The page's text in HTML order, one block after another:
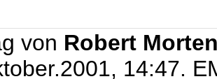
von Robert
14:47.